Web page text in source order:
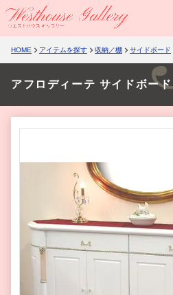
HOME アイテムを探す 収納／棚 サイドボード
アフロディーテ サイドボード